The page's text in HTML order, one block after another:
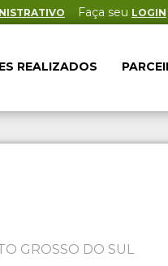
Faça seu LOGIN
REALIZADOS
GROSSO DO SUL